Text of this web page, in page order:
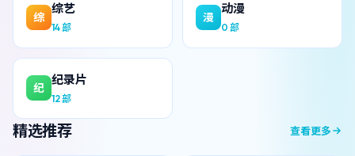
综
综艺
14部
漫
动漫
0 部
纪
纪录片
12部
精选推荐 查看更多